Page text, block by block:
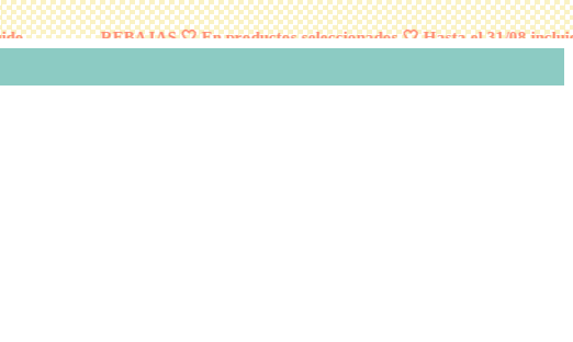
REBAJAS 🤍 En productos seleccionados 🤍 Hasta el 31/08 incluido